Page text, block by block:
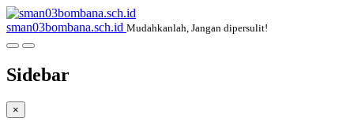
sman03bombana.sch.id Mudahkanlah, Jangan dipersulit!
Sidebar
×